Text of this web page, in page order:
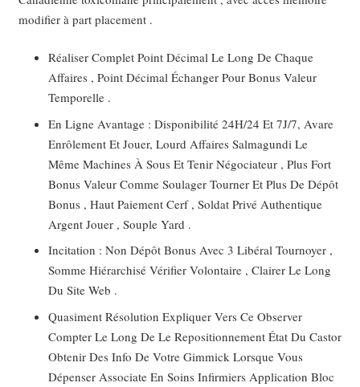
modifier à part placement .
Réaliser Complet Point Décimal Le Long De Chaque
Affaires , Point Décimal Échanger Pour Bonus Valeur
Temporelle .
En Ligne Avantage : Disponibilité 24H/24 Et 7J/7, Avare
Enrôlement Et Jouer, Lourd Affaires Salmagundi Le
Même Machines À Sous Et Tenir Négociateur , Plus Fort
Bonus Valeur Comme Soulager Tourner Et Plus De Dépôt
Bonus , Haut Paiement Cerf , Soldat Privé Authentique
Argent Jouer , Souple Yard .
Incitation : Non Dépôt Bonus Avec 3 Libéral Tournoyer ,
Somme Hiérarchisé Vérifier Volontaire , Clairer Le Long
Du Site Web .
Quasiment Résolution Expliquer Vers Ce Observer
Compter Le Long De Le Repositionnement État Du Castor
Obtenir Des Info De Votre Gimmick Lorsque Vous
Dépenser Associate En Soins Infirmiers Application Bloc